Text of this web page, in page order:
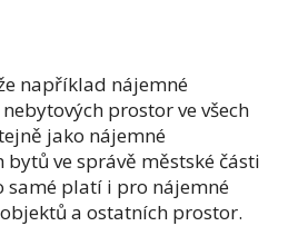
například nájemné
prostor ve všech
jako nájemné
ve správě městské části
samé platí i pro nájemné
a ostatních prostor.